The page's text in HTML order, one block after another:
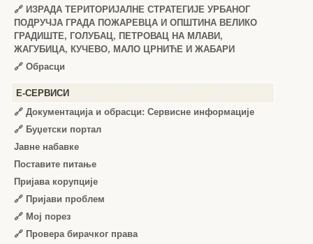
🔗 ИЗРАДА ТЕРИТОРИЈАЛНЕ СТРАТЕГИЈЕ УРБАНОГ
ПОДРУЧЈА ГРАДА ПОЖАРЕВЦА И ОПШТИНА ВЕЛИКО
ГРАДИШТЕ, ГОЛУБАЦ, ПЕТРОВАЦ НА МЛАВИ,
ЖАГУБИЦА, КУЧЕВО, МАЛО ЦРНИЋЕ И ЖАБАРИ
🔗 Обрасци
Е-СЕРВИСИ
🔗 Документација и обрасци: Сервисне информације
🔗 Буџетски портал
Јавне набавке
Поставите питање
Пријава корупције
🔗 Пријави проблем
🔗 Мој порез
🔗 Провера бирачког права